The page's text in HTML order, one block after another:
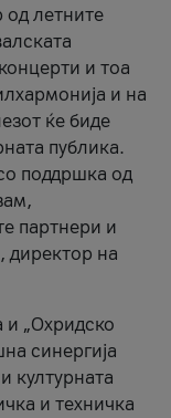
од летните
и тоа
и на
ќе биде
публика.
поддршка од
партнери и
директор на
и „Охридско
синергија
културната
и техничка